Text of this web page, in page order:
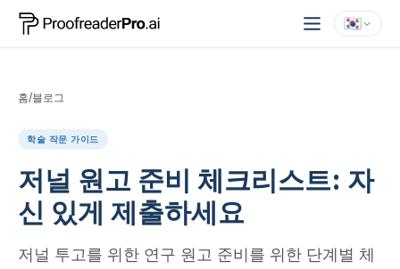
홈/블로그
학술 작문 가이드
저널 원고 준비 체크리스트: 자
신 있게 제출하세요
저널 투고를 위한 연구 원고 준비를 위한 단계별 체